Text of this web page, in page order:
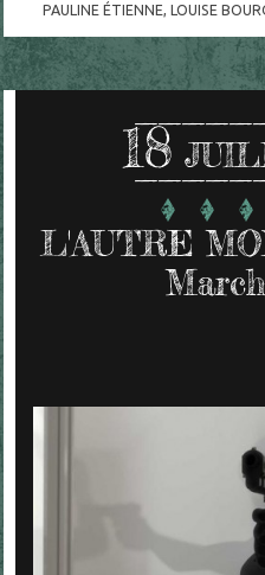
PAULINE ÉTIENNE, LOUISE
18
L'AUTRE